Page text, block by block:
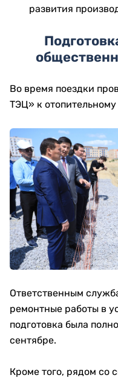
развития
Во время поездки
ТЭЦ» к отопительному
Ответственным
ремонтные работы в
подготовка была
сентябре.
Кроме того, рядом со